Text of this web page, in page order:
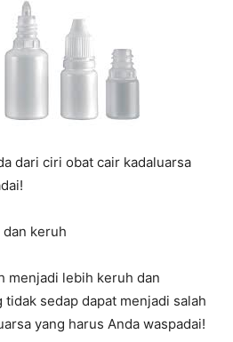
dari ciri obat cair kadaluarsa
dan keruh
menjadi lebih keruh dan
sedap dapat menjadi salah
yang harus Anda waspadai!